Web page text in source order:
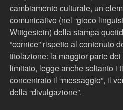
cambiamento culturale, un
comunicativo (nel “gioco
Wittgestein) della stampa
“cornice” rispetto al contenuto
titolazione: la maggior parte
limitato, legge anche soltanto i
concentrato il “messaggio”, il
della “divulgazione”.